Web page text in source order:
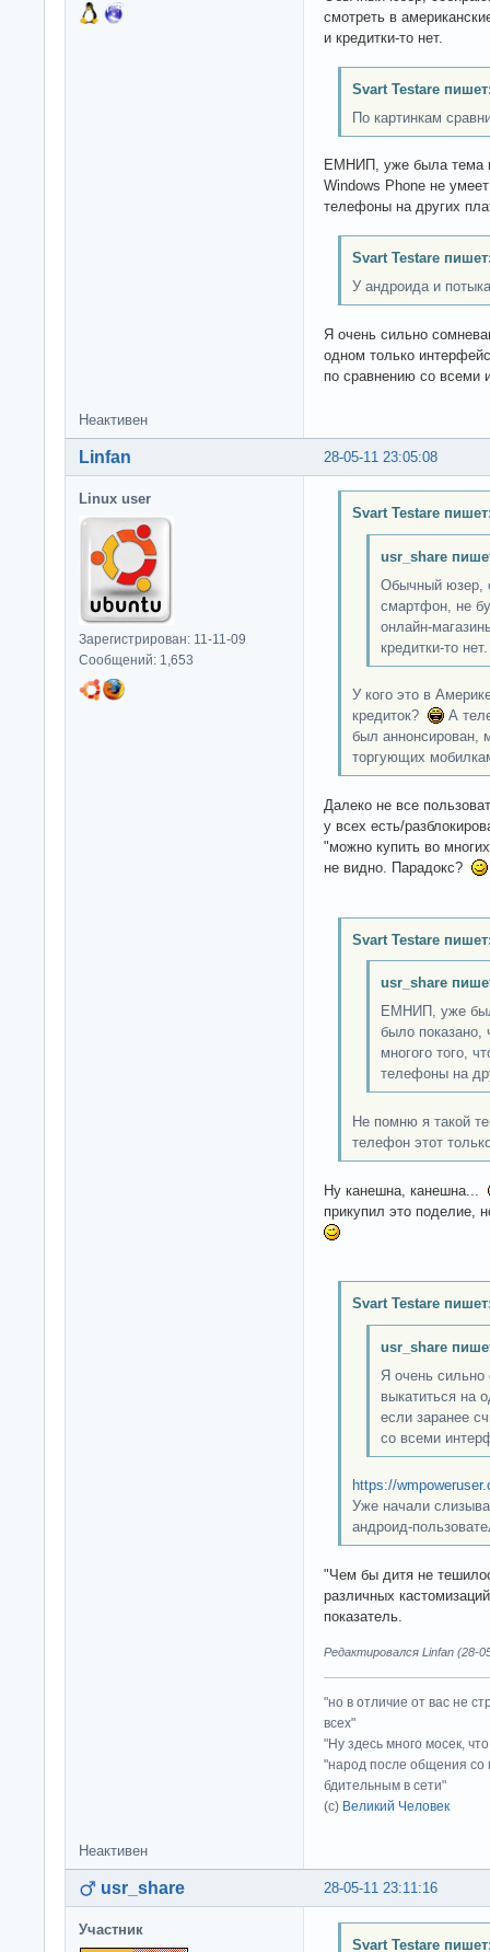
смотреть в
и кредитки-то нет.
Svart Testare
По картинкам
ЕМНИП, уже была тема
Windows Phone не
телефоны на других
Svart Testare
У андроида и
Я очень сильно
одном только
по сравнению со всеми
Неактивен
28-05-11 23:05:08
Linfan
Linux user
Зарегистрирован: 11-11-09
Сообщений: 1,653
Svart Testare
usr_share
Обычный юзер,
смартфон, не
онлайн-
кредитки-то нет.
У кого это в
кредиток?
А
был аннонсирован,
торгующих
Далеко не все
у всех есть/
"можно купить во
не видно. Парадокс?
Svart Testare
usr_share
ЕМНИП, уже
было показано,
многого того,
телефоны на
Не помню я такой
телефон этот
Ну канешна, канешна...
прикупил это поделие,
Svart Testare
usr_share
Я очень
выкатиться на
если заранее
со всеми
https://
Уже начали
андроид-
"Чем бы дитя не
различных
показатель.
Редактировался Linfan (28-
"но в отличие от вас не
всех"
"Ну здесь много мосек,
"народ после общения со
бдительным в сети"
(с) Великий Человек
Неактивен
28-05-11 23:11:16
usr_share
Участник
Svart Testare